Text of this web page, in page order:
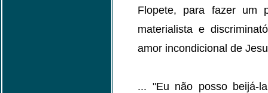
Flopete, para fazer um
materialista e
amor incondicional de
... "Eu não posso beijá-